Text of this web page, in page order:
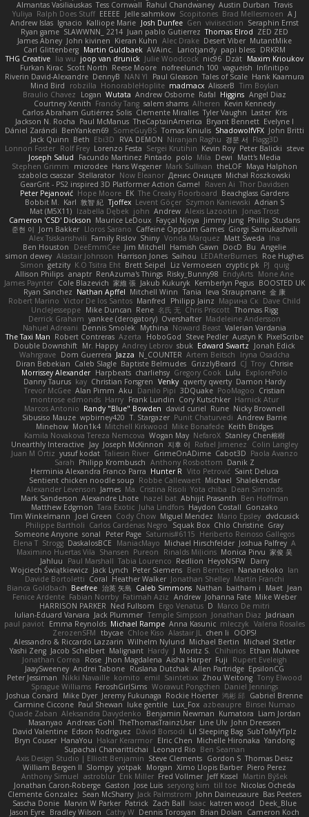
Almantas Vasiliauskas Tess Cornwall Rahul Chandwaney Austin Durban Travis
Yuliya Ralph Does Stuff EEEEE Jelle sahmkow Scopitones Brad Mellesmoen A J
Andrew Islas Ignacio Kalliope Marie Josh Dunfee Gen viviisection Seraphin Ernst
Ryan game SLAWWNN_ 2214 Juan pablo Gutierrez Thomas Elrod ZED ZED
James Abney John kivinen Kieran Kuhn Alec Drake Desert Viber MutantMike
Carl Glittenberg Martin Guldbaek AVAinc. Lariotjandy papi bless DRKRM
THG Creative lia wu joop van drunick Julie Woodcock nic96 Dzät Maxim Krioukov
Furkan Kirac Scott North Reese Moore nofreelunch 100 vagueish Infinitipo
Riverin David-Alexandre DennyB NAN YI Paul Gleason Tales of Scale Hank Kaamura
Mind Bird
robzilla HonorableHoplite madmacx AlisserB Tim Boylan
Braulio Chavez
Logan Wutata Andrew Osborne Rafal Higgins Angel Diaz
Courtney Xenith Francky Tang salem shams Alheren Kevin Kennedy
Carlos Abraham Gutiérrez Solis Clemente Miralles Tyler Vaughn Laster Kris
Jackson N. Rocha Paul McManus TheCaptainAmerica Bryant Bennett Evelyne I
Dániel Zarándi BenYanken69 SomeGuyBS Tomas Kiniulis ShadowolfVFX John Britti
Jack Quinn Beth Ebi3D RVA DEMON Niranjan Raghu 경문 서 Flagg3D
Lonnon Foster Rolf Frey Lorenzo Festa Sergei Krutihin Kevin Roy Peter Balicki steve
Joseph Salud
Facundo Martinez Pintado polo Mila Dewi
Matt's Media
Stephen Grimm
microdee Hans Wegener Mark Sullivan theLOF Maya Halphon
szabolcs csaszar Stellarator Now Eleanor Денис Оницев Michał Roszkowski
GearGrit - PS2 inspired 3D Platformer Action Game!
Raven Ai Thor Davidsen
Peter Pejanović Hope Moore EK The Creaky Floorboard Beachglass Gardens
Bobbit M. Karl 敦智 紀 Tjoffex Levent Göçer Szymon Kaniewski Adrian S
Mat (M5X11) Izabella Dębek john Andrew Alexis Lazootin
Jonas Trost
Cameron 'CSD' Dickson Maurice LeDoux Fayçal Njoya Jimmy Jung Phillip Studans
준현 이 Jorn Bakker Lloros Sarano Caffeine Oppsum Games Giorgi Samukashvili
Alex Tsiskarishvili Family Rislov Shiny Vonda Marquez Matt Sweda Ina
Ben Houston
DeeEmmCee Jim Mitchell Hamish Gawn DocD Bu Angelie
simon dewey Alastair Johnson Harrison Jones Saihou LEDAfterBurners Roe Hughes
Simon getzity K.O Tsitra Eht Brett Seipel Liz Vermoesen cryptic pk PJ quig
Allison Philips anaptr RenAzuma's Things Risky_Bunny98 EndyArts Mone Ane
James Paynter Cole Blazevich 家維 張 Jakub Kukuryk Kemberlyn Pegus BOOSTED UK
Ryan Sanchez Nathan Apffel Mitchell Winn Tania Ieva Straupmane 金 康
Robert Marino Victor De los Santos Manfred Philipp Jainz Марина Ск Dave Child
UncleJesseppe Mike Duncan Rene 名氏 无 Chris Priscott Thomas Rigg
Derrick Graham yankee (derogatory) Overshafter Madeleine Andersson
Nahuel Adreani Dennis Smolek Mythina Noward Beast Valerian Vardania
The Taxi Man Robert Contreras Azerta HoboGod Steve Pedler Austyn K PixelScribe
Double Downshift Mr. Happy Andrey Lebrov sbuk Edward Swartz
Jonah Edick
Wahrgrave Dom Guerrera Jazza N_COUNTER Artem Beitsch
Iryna Osadcha
Diran Bebekian Caleb Slagle Baptiste Belmudes GrizzlyBeard CJ Troy Chrisie
Morrissey Alexander Harpbeats charliehsy Gregory Cook Lulu
ExplorePolo
Danny Taurus kay Christian Forsgren Venky qwerty qwerty Damon Hardy
Trevor McGee Alan Pimm Aku Danilo Pipi 3DQuake PooMagoo Cristian
montrose edmonds Harry Frank Lundin Cory Kutschker Harnick Atur
Marcos Antonio Randy "Blue" Bowden david curiel Rune Nicky Brownell
Sibusiso Mauze wpbirney420 T. Stargazer Punit Chaturvedi Andrew Barrie
Minehow Mon1k4 Mitchell Kirkwood Mike Bonafede Keith Bridges
Kamila Novakova Tereza Nemcova Wogan May NefaroX Stanley Chen榕樹
Unearthly Interactive Jay Joseph McKinnon 지후 이 Rafael Jimenez
Colin Langley
Juan M Ortiz yusuf kodat Taliesin River GrimeOnADime Cabot3D Paola Avanzo
Sarah Philipp Krombusch Anthony Rosbottom Danik Z
Herminia Alexandra Franco Parra Hunter R Vito Petrović Saint Deluca
Sentient chicken noodle soup Robbe Callewaert Michael Shalekendar
Alexander Levenson James Ma. Cristina Risoli Yota chiba Dean Simonds
Mark Sanderson Alexandre Lhote hazel bat Abhijit Prasanth Ben Hoffman
Matthew Edgmon Tara Exotic Juha Lindfors Haydon Costall Gonzako
Tim Winkelmann
Joel Green Cody Chow Miguel Mendez Mario Epsley dvdcusick
Philippe Bartholi Carlos Cardenas Negro Squak Box Chlo Christine Gray
Someone Anyone sonal Peter Page Saturnis#6115 Heriberto Reinoso Gallegos
Elena T Strogg DaskalosBCE ManiacMayo Michael Hirschfelder Joshua Palfrey A
Maximino Huertas Vila Shansen Pureon Rinalds Miļicins Monica Pirvu 家俊 吴
Jahluu
Paul Marshall Tabia Lourenco Redlion HeyoNSFW Darry
Wojciech Świątkiewicz Jack Lynch Peter Siemens Ben Berntsen Nananekoko Ian
Davide Bortoletti Coral Heather Walker Jonathan Shelley Martín Franchi
Bianca Goldbach Beefree 治英 矢島 Caleb Simmons Nathan baitham i Maet Jean
Fenice Ardente Fabian Norrby Fatimah Aziz Andrew Johanna Fate Mike Weber
HARRISON PARKER Ned Fullsom Ergo Venatus D Marco De mitri
Iulian-Eduard Varvara Jack Plummer Temple Simpson Jonathan Diaz Jadriaan
paul paviot Emma Reynolds Michael Rampe Anna Kasunic mleczyk Valeria Rosales
ZerozenSFM tbycae Chloe Kiso Alastair JL chen li
OOPS!
Alessandro & Riccardo Lazzarin Wilhelm Nylund Michael Bertin Michael Stetler
Yashi Zeng Jacob Schelbert Malignant Hardy J Moritz S. Chihirios Ethan Mulwee
Jonathan Correa
Rose Jhon Magdalena Aisha Harper Fuji
Rupert Eveleigh
JaaySweeney Andrei Tabone Ruslana Dutchak Allen Partridge EpsilonCG
Peter Jessiman
Nikki Navaille komito emil Saintetixx Zhou Weitong Tony Elwood
Sprague Williams FeroshGirlSims Worawut Pongchen Daniel Jennings
Joshua Conard
Mike Dyer Jeremy Fukunaga Rockie Hoerter 鸿彬 邱 Gabriel Brenne
Carmine Ciccone Paul Shewan luke gentile Lux_Fox azbeaupre Binsei Numao
Quade Zaban Aleksandra Davydenko Benjamin Newman Kumatora Liam Jordan
Masanyao Andreas Gohl TheThomasTrainzUser Line Ulv John Dreessen
David Valentine Edson Rodriguez Dávid Borsodi Lil Sleeping Bag SubToMyYTplz
Bryn Couser HanaYou Hakar Kerarmor Elric Chen Michelle Hironaka Yandong
Supachai Chanarittichai
Leonard Rio Ben Seaman
Axis Design Studio | Elliott Benjamin Steve Clements Gordon S Thomas Deisz
William Bergen II Slompy yotpak Morgan Ximo Llopis Barber Piero Perez
Anthony Simuel astroblur Erik Miller Fred Vollmer Jeff Kissel
Martin Býšek
Jonathan Caron-Roberge Gaston Jose Luis seryong kim till toe Nicolas Ocheda
Clemente Gonzalez Sean McSharry Jack Palmstrom John Daineusaure Bas Peeters
Sascha Donie Marvin W Parker Patrick Zach Ball Isaac katren wood
Deek_Blue
Jason Eyre Bradley Wilson Cathy W Dennis Torosyan Brian Dolan
Cameron Koch